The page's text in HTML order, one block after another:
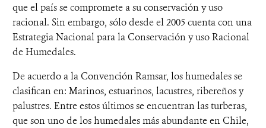
que el país se compromete a su conservación y uso
racional. Sin embargo, sólo desde el 2005 cuenta con una
Estrategia Nacional para la Conservación y uso Racional
de Humedales.
De acuerdo a la Convención Ramsar, los humedales se
clasifican en: Marinos, estuarinos, lacustres, ribereños y
palustres. Entre estos últimos se encuentran las turberas,
que son uno de los humedales más abundante en Chile,